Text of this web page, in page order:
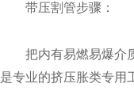
带压割管步骤：
把内有易燃易爆介质
是专业的挤压胀类专用